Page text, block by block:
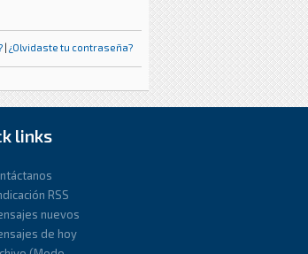
| ¿Olvidaste tu contraseña?
links
RSS
nuevos
de hoy